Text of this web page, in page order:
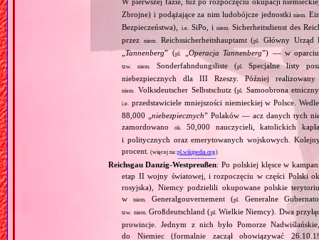
Zbrojne) i podążające za nim ludobójcze jednostkiniem.
Bezpieczeństwa),
i.e. SiPo, i niem.
Sicherheitsdienst des
przezniem. Reichssicherheitshauptamt (pl.
Główny Urząd
„Tannenberg” (pl. „Operacja Tannenberg”) — w oparciu
tzw. niem. Sonderfahndungsliste (pl.
Specjalne listy
niebezpiecznych dla III Rzeszy. Później
niem. Volksdeutscher Selbstschutz (pl. Samoobrona
i.e.
przedstawiciele mniejszości niemieckiej w Polsce.
88,000 „niebezpiecznych” Polaków — acz danych tych
zamordowano
ok.
50,000 nauczycieli, katolickich
i politycznych oraz emerytowanych wojskowych.
procent. (więcej na:pl.wikipedia.org)
Reichsgau Danzig‐Westpreußen: Po polskiej klęsce w
etap II wojny światowej, i rozpoczęciu w części Polski
rosyjska), Niemcy podzielili okupowane polskie
wniem. Generalgouvernement (pl. Generalne
tzw. niem. Großdeutschland (pl.
Wielkie Niemcy). Dwa
prowincje. Jednym z nich było Pomorze
do Niemiec (formalnie zaczął obowiązywać